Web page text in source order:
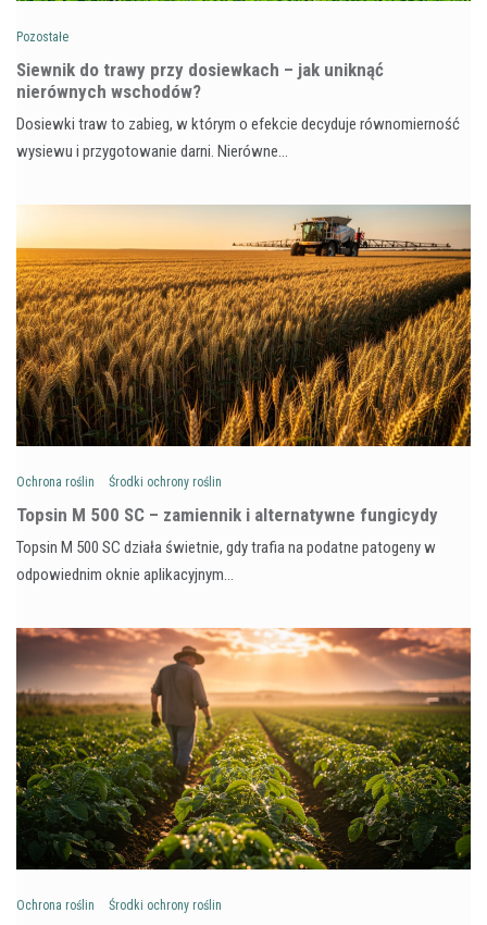
Pozostałe
Siewnik do trawy przy dosiewkach – jak uniknąć
nierównych wschodów?
Dosiewki traw to zabieg, w którym o efekcie decyduje równomierność
wysiewu i przygotowanie darni. Nierówne…
Ochrona roślin Środki ochrony roślin
Topsin M 500 SC – zamiennik i alternatywne fungicydy
Topsin M 500 SC działa świetnie, gdy trafia na podatne patogeny w
odpowiednim oknie aplikacyjnym…
Ochrona roślin Środki ochrony roślin